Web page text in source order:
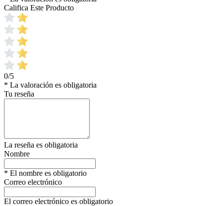
Califica Este Producto
0/5
* La valoración es obligatoria
Tu reseña
La reseña es obligatoria
Nombre
* El nombre es obligatorio
Correo electrónico
El correo electrónico es obligatorio